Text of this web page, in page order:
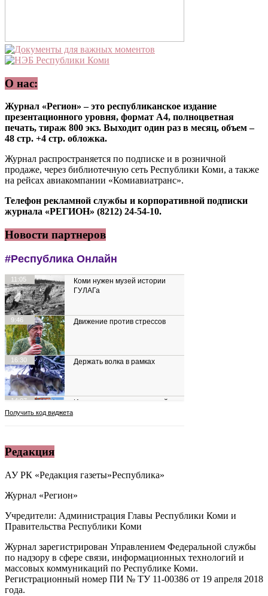
О нас:
Журнал «Регион» – это республиканское издание
презентационного уровня, формат А4, полноцветная
печать, тираж 800 экз. Выходит один раз в месяц, объем –
48 стр. +4 стр. обложка.
Журнал распространяется по подписке и в розничной
продаже, через библиотечную сеть Республики Коми, а также
на рейсах авиакомпании «Комиавиатранс».
Телефон рекламной службы и корпоративной подписки
журнала «РЕГИОН» (8212) 24-54-10.
Новости партнеров
Редакция
АУ РК «Редакция газеты»Республика»
Журнал «Регион»
Учредители: Администрация Главы Республики Коми и
Правительства Республики Коми
Журнал зарегистрирован Управлением Федеральной службы
по надзору в сфере связи, информационных технологий и
массовых коммуникаций по Республике Коми.
Регистрационный номер ПИ № ТУ 11-00386 от 19 апреля 2018
года.